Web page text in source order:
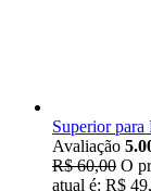
Superior para
Avaliação
R$60,00 O
atual é: R$